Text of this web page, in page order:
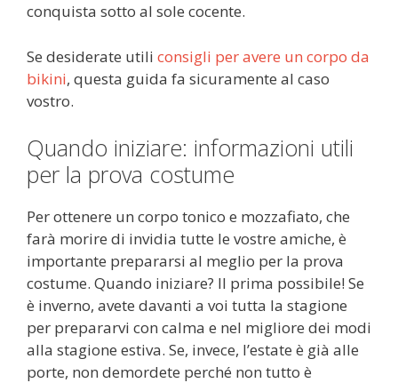
conquista sotto al sole cocente.
Se desiderate utili consigli per avere un corpo da
bikini, questa guida fa sicuramente al caso
vostro.
Quando iniziare: informazioni utili
per la prova costume
Per ottenere un corpo tonico e mozzafiato, che
farà morire di invidia tutte le vostre amiche, è
importante prepararsi al meglio per la prova
costume. Quando iniziare? Il prima possibile! Se
è inverno, avete davanti a voi tutta la stagione
per prepararvi con calma e nel migliore dei modi
alla stagione estiva. Se, invece, l’estate è già alle
porte, non demordete perché non tutto è